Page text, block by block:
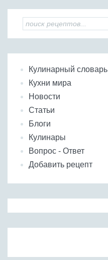
Кулинарный словарь
Кухни мира
Новости
Статьи
Блоги
Кулинары
Вопрос - Ответ
Добавить рецепт